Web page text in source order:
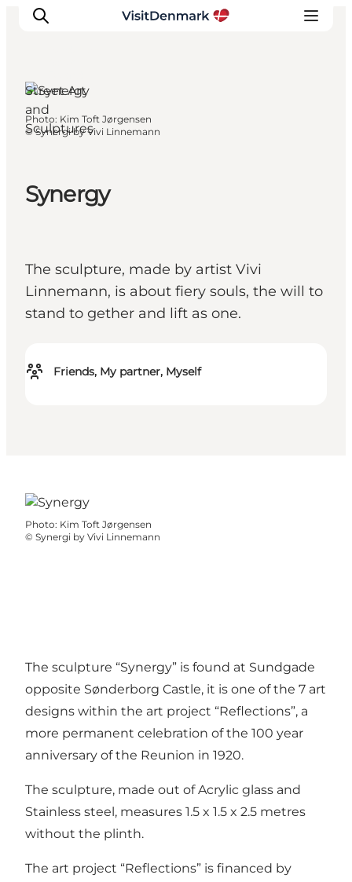
Inspirations
Hébergements
Synergy
The sculpture, made by artist Vivi
Linnemann, is about fiery souls, the will to
stand to gether and lift as one.
Friends, My partner, Myself
Street Art
and
Sculptures
Photo: Kim Toft Jørgensen
©Synergi by Vivi Linnemann
Photo: Kim Toft Jørgensen
© Synergi by Vivi Linnemann
The sculpture “Synergy” is found at Sundgade
opposite Sønderborg Castle, it is one of the 7 art
designs within the art project “Reflections”, a
more permanent celebration of the 100 year
anniversary of the Reunion in 1920.
The sculpture, made out of Acrylic glass and
Stainless steel, measures 1.5 x 1.5 x 2.5 metres
without the plinth.
The art project “Reflections” is financed by